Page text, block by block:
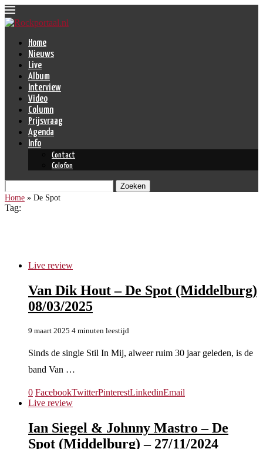
Home
Nieuws
Live
Album
Interview
Video
Column
Prijsvraag
Agenda
Info
Contact
Colofon
Zoeken
Home » De Spot
Tag:
Live review
Van Dik Hout – De Spot (Middelburg)
08/03/2025
9 maart 2025 4 minuten leestijd
Sinds de single Stil In Mij, alweer ruim 30 jaar geleden, is de
band Van …
0 FacebookTwitterPinterestLinkedinEmail
Live review
Ian Siegel & Johnny Mastro – De
Spot (Middelburg) – 27/11/2024